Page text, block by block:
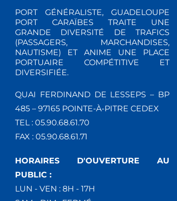
PORT GÉNÉRALISTE, GUADELOUPE
PORT CARAÏBES TRAITE UNE
GRANDE DIVERSITÉ DE TRAFICS
(PASSAGERS, MARCHANDISES,
NAUTISME) ET ANIME UNE PLACE
PORTUAIRE COMPÉTITIVE ET
DIVERSIFIÉE.
QUAI FERDINAND DE LESSEPS – BP
485 – 97165 POINTE-À-PITRE CEDEX
TEL : 05.90.68.61.70
FAX : 05.90.68.61.71
HORAIRES D'OUVERTURE AU
PUBLIC :
LUN - VEN : 8H - 17H